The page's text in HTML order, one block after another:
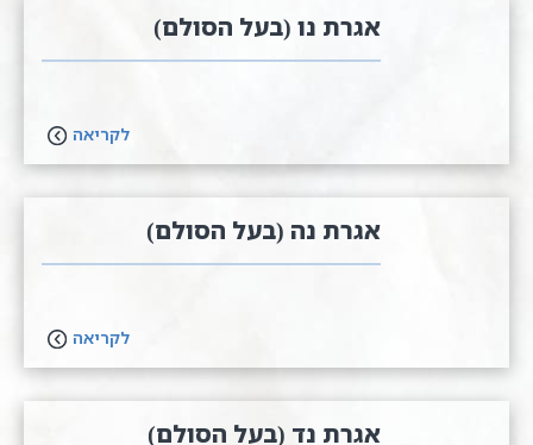
אגרת נ​ו (בעל הסולם)
לקריאה
אגרת נ​ה (בעל הסולם)
לקריאה
אגרת נד (בעל הסולם)